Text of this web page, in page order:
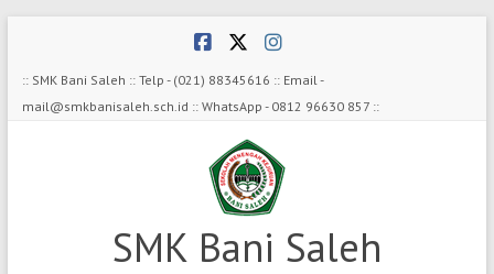
content
:: SMK Bani Saleh :: Telp - (021) 88345616 :: Email -
mail@smkbanisaleh.sch.id :: WhatsApp - 0812 96630 857 ::
SMK Bani Saleh